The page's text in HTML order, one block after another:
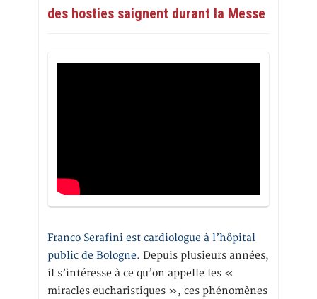
des hosties saignent durant la Messe
Franco Serafini est cardiologue à l’hôpital
public de Bologne. Depuis plusieurs années,
il s’intéresse à ce qu’on appelle les «
miracles eucharistiques », ces phénomènes